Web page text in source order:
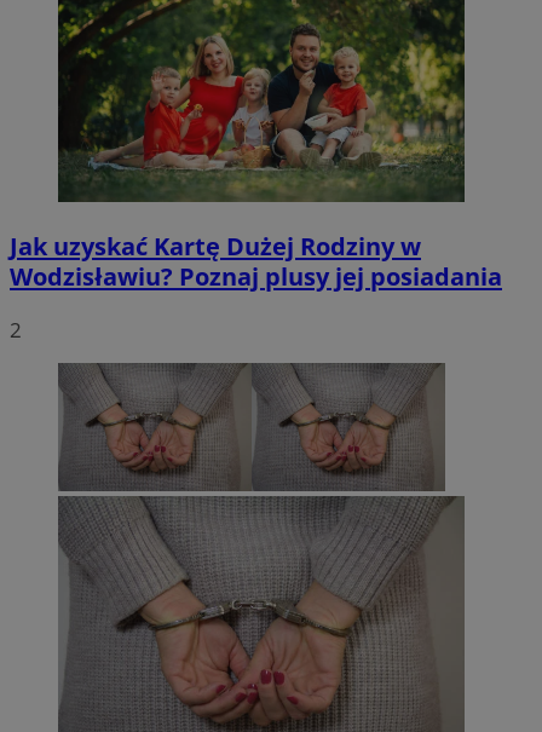
Jak uzyskać Kartę Dużej Rodziny w
Wodzisławiu? Poznaj plusy jej posiadania
2